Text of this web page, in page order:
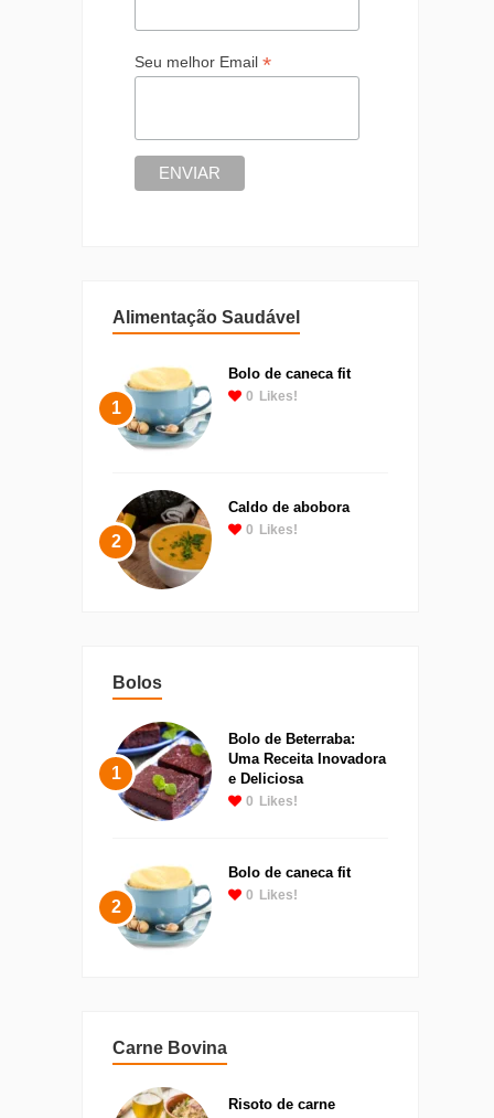
Seu melhor Email *
Alimentação Saudável
1
Bolo de caneca fit
0 Likes!
2
Caldo de abobora
0 Likes!
Bolos
1
Bolo de Beterraba:
Uma Receita Inovadora
e Deliciosa
0 Likes!
2
Bolo de caneca fit
0 Likes!
Carne Bovina
Risoto de carne